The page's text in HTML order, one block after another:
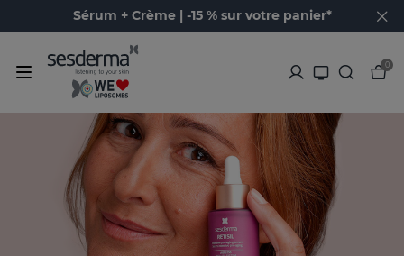
Sérum + Crème | -15 % sur votre panier*
0